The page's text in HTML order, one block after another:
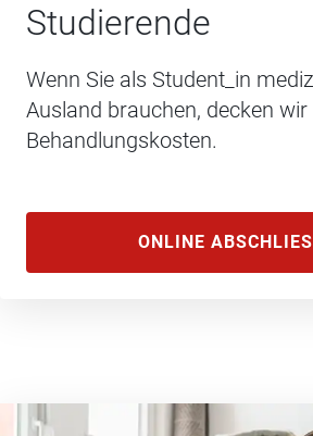
Studierende
Wenn Sie als Student_in
Ausland brauchen, decken wir
Behandlungskosten.
ONLINE